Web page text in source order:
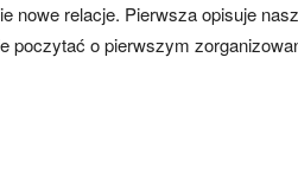
nowe relacje. Pierwsza opisuje nasz
poczytać o pierwszym